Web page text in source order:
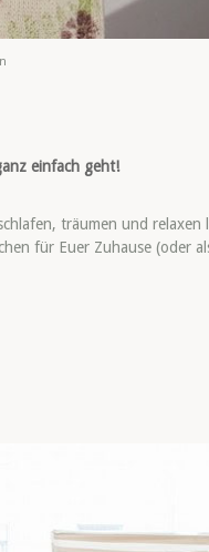
einfach geht!
träumen und relaxen
für Euer Zuhause (oder